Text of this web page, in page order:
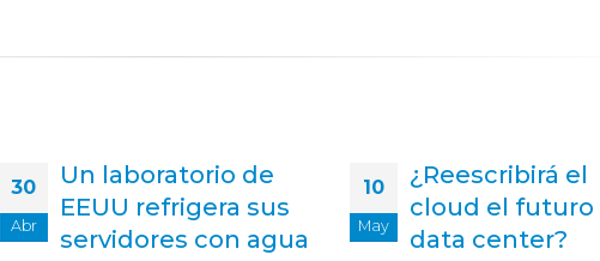
30
Abr
Un laboratorio de
EEUU refrigera sus
servidores con agua
10
May
¿Reescribirá el
cloud el futuro
data center?